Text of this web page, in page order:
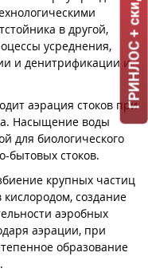
в другой,
усреднения,
и денитрификации и
аэрация стоков при
Насыщение воды
для биологического
бытовых стоков.
крупных частиц
создание
аэробных
аэрации, при
образование